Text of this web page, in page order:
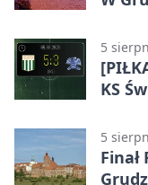
5
KS
5